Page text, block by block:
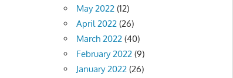
May 2022 (12)
April 2022 (26)
March 2022 (40)
February 2022 (9)
January 2022 (26)